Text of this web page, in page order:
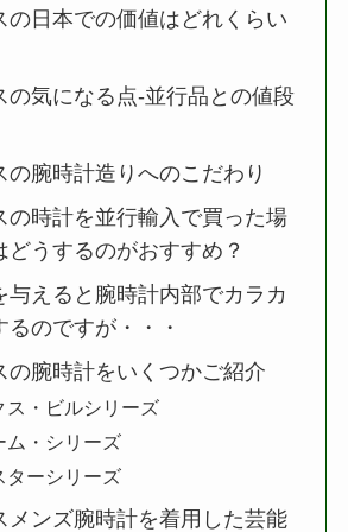
の日本での価値はどれくらい
の気になる点-並行品との値段
の腕時計造りへのこだわり
の時計を並行輸入で買った場
どうするのがおすすめ？
与えると腕時計内部でカラカ
るのですが・・・
の腕時計をいくつかご紹介
ス・ビルシリーズ
ム・シリーズ
ターシリーズ
メンズ腕時計を着用した芸能